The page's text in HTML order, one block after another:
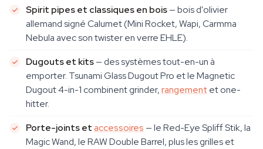
Spirit pipes et classiques en bois— bois d'olivier
allemand signé Calumet (Mini Rocket, Wapi, Carmma
Nebula avec son twister en verre EHLE).
Dugouts et kits— des systèmes tout-en-un à
emporter. Tsunami Glass Dugout Pro et le Magnetic
Dugout 4-in-1 combinent grinder,rangement et one-
hitter.
Porte-joints etaccessoires — le Red-Eye Spliff Stik, la
Magic Wand, le RAW Double Barrel, plus les grilles et